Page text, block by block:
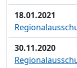
18.01.2021
30.11.2020